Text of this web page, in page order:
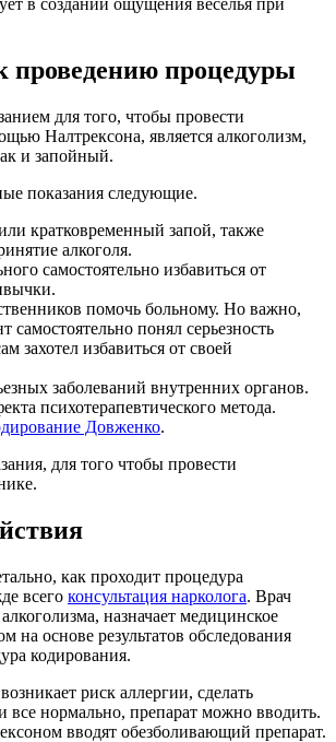
в создании ощущения веселья при
проведению процедуры
для того, чтобы провести
Налтрексона, является алкоголизм,
и запойный.
показания следующие.
кратковременный запой, также
алкоголя.
самостоятельно избавиться от
помочь больному. Но важно,
самостоятельно понял серьезность
захотел избавиться от своей
заболеваний внутренних органов.
психотерапевтического метода.
Довженко.
для того чтобы провести
как проходит процедура
всего консультация нарколога. Врач
назначает медицинское
на основе результатов обследования
кодирования.
риск аллергии, сделать
все нормально, препарат можно вводить.
вводят обезболивающий препарат.